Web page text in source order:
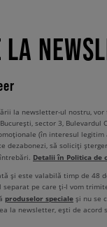
la newsletter-ul nostru,
sector 3, Bulevardul
(în interesul legitim
dezabonezi, să soliciți
Detalii în Politica de
și este valabilă timp de 48
pe care ți-l vom
produselor speciale și nu se
la newsletter, ești de acord